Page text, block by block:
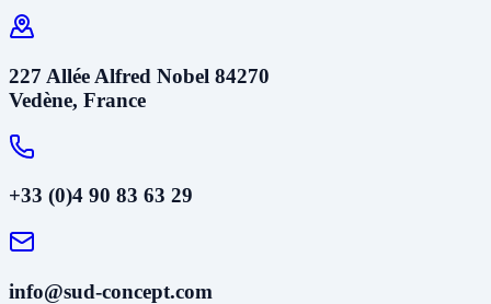
227 Allée Alfred Nobel 84270
Vedène, France
+33 (0)4 90 83 63 29
info@sud-concept.com